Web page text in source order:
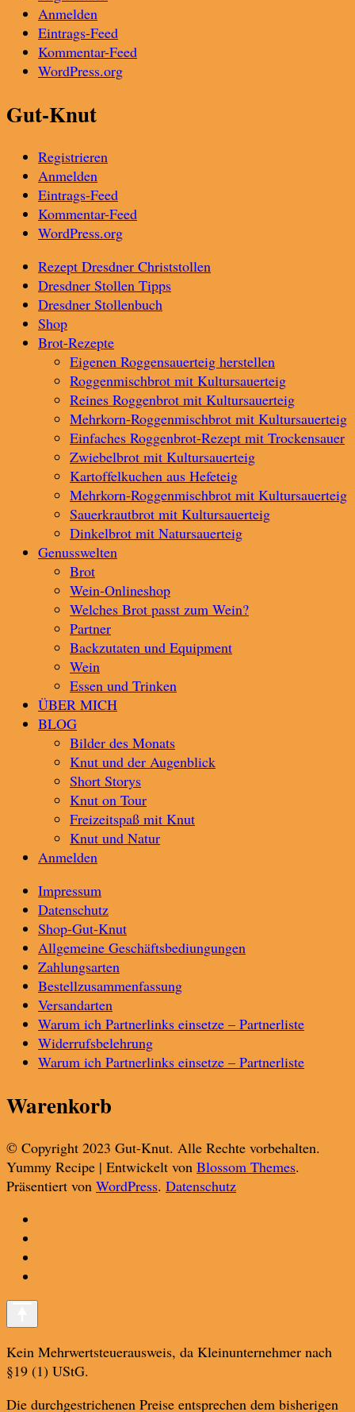
Anmelden
Eintrags-Feed
Kommentar-Feed
WordPress.org
Gut-Knut
Registrieren
Anmelden
Eintrags-Feed
Kommentar-Feed
WordPress.org
Rezept Dresdner Christstollen
Dresdner Stollen Tipps
Dresdner Stollenbuch
Shop
Brot-Rezepte
Eigenen Roggensauerteig herstellen
Roggenmischbrot mit Kultursauerteig
Reines Roggenbrot mit Kultursauerteig
Mehrkorn-Roggenmischbrot mit Kultursauerteig
Einfaches Roggenbrot-Rezept mit Trockensauer
Zwiebelbrot mit Kultursauerteig
Kartoffelkuchen aus Hefeteig
Mehrkorn-Roggenmischbrot mit Kultursauerteig
Sauerkrautbrot mit Kultursauerteig
Dinkelbrot mit Natursauerteig
Genusswelten
Brot
Wein-Onlineshop
Welches Brot passt zum Wein?
Partner
Backzutaten und Equipment
Wein
Essen und Trinken
ÜBER MICH
BLOG
Bilder des Monats
Knut und der Augenblick
Short Storys
Knut on Tour
Freizeitspaß mit Knut
Knut und Natur
Anmelden
Impressum
Datenschutz
Shop-Gut-Knut
Allgemeine Geschäftsbediungungen
Zahlungsarten
Bestellzusammenfassung
Versandarten
Warum ich Partnerlinks einsetze – Partnerliste
Widerrufsbelehrung
Warum ich Partnerlinks einsetze – Partnerliste
Warenkorb
© Copyright 2023 Gut-Knut. Alle Rechte vorbehalten.
Yummy Recipe | Entwickelt von Blossom Themes.
Präsentiert von WordPress. Datenschutz
Kein Mehrwertsteuerausweis, da Kleinunternehmer nach
§19 (1) UStG.
Die durchgestrichenen Preise entsprechen dem bisherigen